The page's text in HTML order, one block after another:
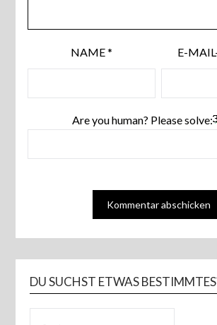
NAME* E-
Are you human? Please solve:
DU SUCHST ETWAS